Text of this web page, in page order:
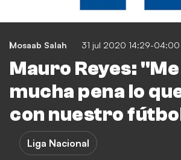
Mosaab Salah 31 jul 2020 14:29-04:00
Mauro Reyes:
mucha pena lo
con nuestro
Liga Nacional